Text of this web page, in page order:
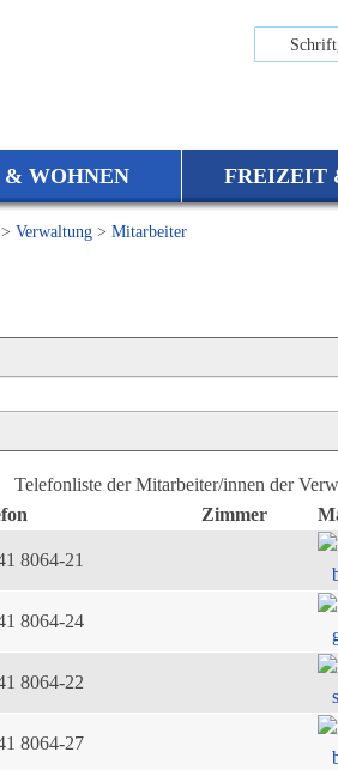
& WOHNEN FREIZEIT
> Verwaltung > Mitarbeiter
Telefonliste der Mitarbeiter/innen der
Zimmer
8064-21
8064-24
8064-22
8064-27